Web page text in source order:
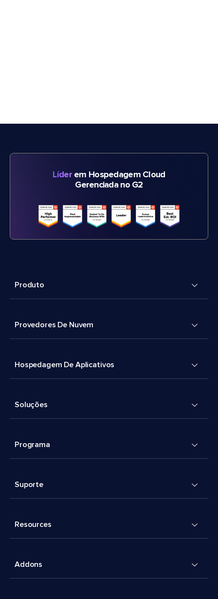
Líderem Hospedagem Cloud
Gerenciada no G2
Produto
Provedores De Nuvem
Hospedagem De Aplicativos
Soluções
Programa
Suporte
Resources
Addons